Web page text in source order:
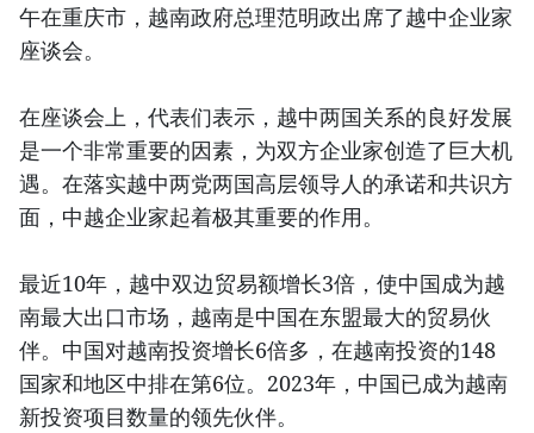
午在重庆市，越南政府总理范明政出席了越中企业家
座谈会。
在座谈会上，代表们表示，越中两国关系的良好发展
是一个非常重要的因素，为双方企业家创造了巨大机
遇。在落实越中两党两国高层领导人的承诺和共识方
面，中越企业家起着极其重要的作用。
最近10年，越中双边贸易额增长3倍，使中国成为越
南最大出口市场，越南是中国在东盟最大的贸易伙
伴。中国对越南投资增长6倍多，在越南投资的148
国家和地区中排在第6位。2023年，中国已成为越南
新投资项目数量的领先伙伴。